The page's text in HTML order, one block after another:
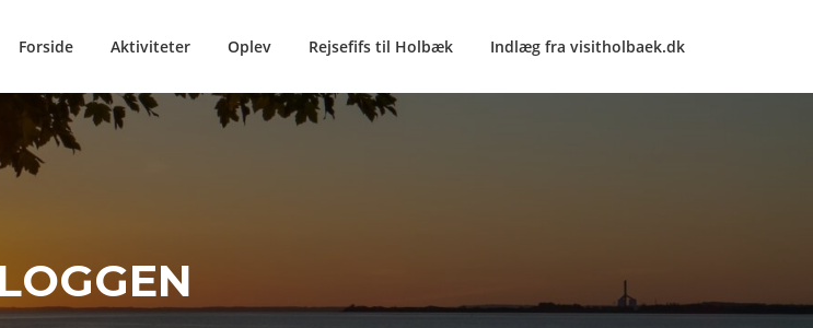
Forside Aktiviteter Oplev Rejsefifs til Holbæk Indlæg fra visitholbaek.dk